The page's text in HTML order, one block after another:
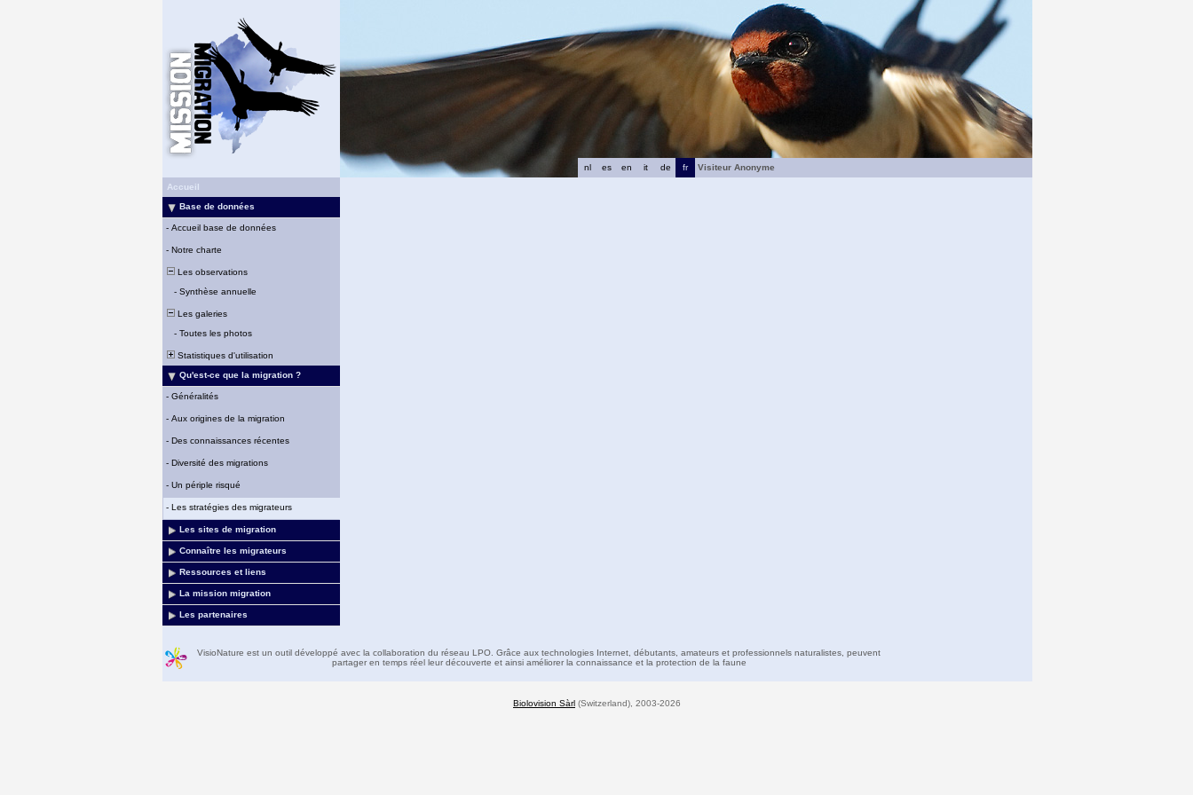
fr
de
it
en
es
nl
Visiteur Anonyme
Accueil
Base de données
- Accueil base de données
- Notre charte
Les observations
- Synthèse annuelle
Les galeries
- Toutes les photos
Statistiques d'utilisation
Qu'est-ce que la migration ?
- Généralités
- Aux origines de la migration
- Des connaissances récentes
- Diversité des migrations
- Un périple risqué
- Les stratégies des migrateurs
Les sites de migration
Connaître les migrateurs
Ressources et liens
La mission migration
Les partenaires
VisioNature est un outil développé avec la collaboration du réseau LPO. Grâce aux technologies Internet, débutants, amateurs et professionnels naturalistes, peuvent
partager en temps réel leur découverte et ainsi améliorer la connaissance et la protection de la faune
Biolovision Sàrl (Switzerland), 2003-2026